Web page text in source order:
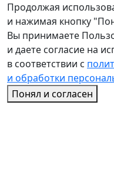
Продолжая
и нажимая кнопку
Вы принимаете
и даете согласие на
в соответствии с
и обработки
Понял и согласен